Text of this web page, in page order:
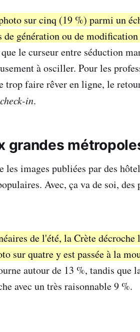
sur cinq (19 %) parmi un
de génération ou de
le curseur entre séduction
à osciller. Pour les
trop faire rêver en ligne, le
check-in.
grandes
les images publiées par des
Avec, ça va de soi,
de l'été, la Crète
sur quatre y est passée à la
autour de 13 %, tandis que
avec un très raisonnable 9 %.